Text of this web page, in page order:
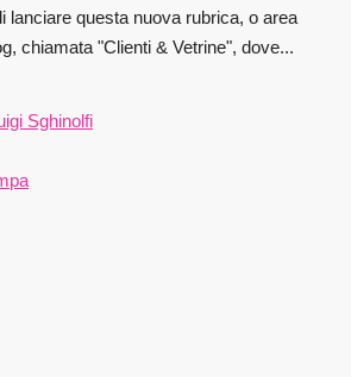
lanciare questa nuova rubrica, o area
chiamata "Clienti & Vetrine", dove...
Sghinolfi